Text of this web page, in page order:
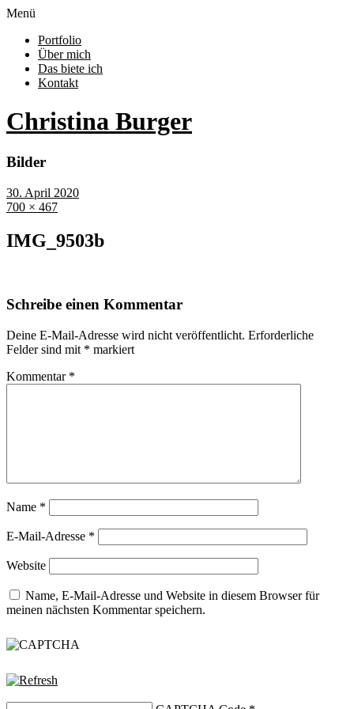
Menü
Portfolio
Über mich
Das biete ich
Kontakt
Christina Burger
Bilder
30. April 2020
700 × 467
IMG_9503b
Schreibe einen Kommentar
Deine E-Mail-Adresse wird nicht veröffentlicht. Erforderliche
Felder sind mit * markiert
Kommentar *
Name *
E-Mail-Adresse *
Website
Name, E-Mail-Adresse und Website in diesem Browser für
meinen nächsten Kommentar speichern.